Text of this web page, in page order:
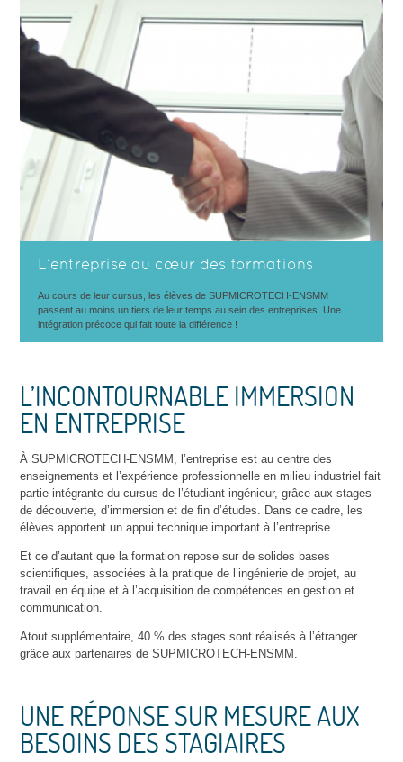
L’entreprise au cœur des formations
Au cours de leur cursus, les élèves de SUPMICROTECH-ENSMM
passent au moins un tiers de leur temps au sein des entreprises. Une
intégration précoce qui fait toute la différence !
L’INCONTOURNABLE IMMERSION
EN ENTREPRISE
À SUPMICROTECH-ENSMM, l’entreprise est au centre des
enseignements et l’expérience professionnelle en milieu industriel fait
partie intégrante du cursus de l’étudiant ingénieur, grâce aux stages
de découverte, d’immersion et de fin d’études. Dans ce cadre, les
élèves apportent un appui technique important à l’entreprise.
Et ce d’autant que la formation repose sur de solides bases
scientifiques, associées à la pratique de l’ingénierie de projet, au
travail en équipe et à l’acquisition de compétences en gestion et
communication.
Atout supplémentaire, 40 % des stages sont réalisés à l’étranger
grâce aux partenaires de SUPMICROTECH-ENSMM.
UNE RÉPONSE SUR MESURE AUX
BESOINS DES STAGIAIRES